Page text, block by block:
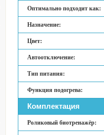
Оптимально подходит как:
Назначение:
Цвет:
Автоотключение:
Тип питания:
Функция подогрева:
Комплектация
Роликовый биотренажёр: